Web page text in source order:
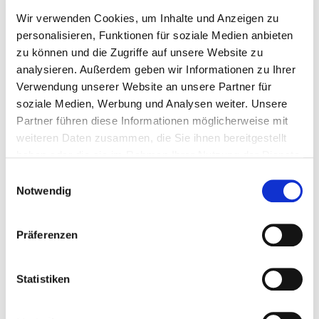
Wir verwenden Cookies, um Inhalte und Anzeigen zu
personalisieren, Funktionen für soziale Medien anbieten
zu können und die Zugriffe auf unsere Website zu
analysieren. Außerdem geben wir Informationen zu Ihrer
Verwendung unserer Website an unsere Partner für
soziale Medien, Werbung und Analysen weiter. Unsere
Partner führen diese Informationen möglicherweise mit
weiteren Daten zusammen, die Sie ihnen bereitgestellt
Notwendig
Präferenzen
Statistiken
Entfernungen bewusst und verbinde sie durch
Pfeile.
Indem du diese Techniken anwendest, kannst du das
volle Potenzial des visuellen Lernens ausschöpfen und